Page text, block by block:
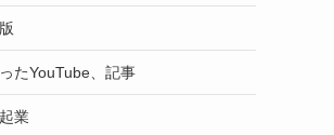
たYouTube、記事
業